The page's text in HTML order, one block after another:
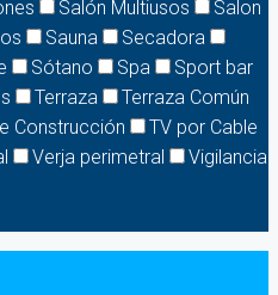
Salón Multiusos
Salon
Sauna
Secadora
Sótano Spa
Sport bar
Terraza
Terraza Común
Construcción
TV por Cable
Verja perimetral
Vigilancia